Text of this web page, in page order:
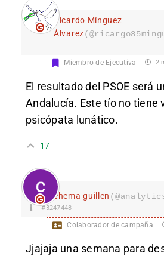
Ricardo Mínguez
Álvarez
Miembro de Ejecutiva 2
El resultado del PSOE será
Andalucía. Este tío no tiene
psicópata lunático.
17
chema guillen
#3247448
Colaborador de campaña
Jjajaja una semana para